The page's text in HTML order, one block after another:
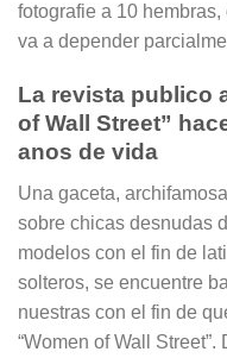
fotografie a 10
va a depender
La revista publico
of Wall Street”
anos de vida
Una gaceta,
sobre chicas desnudas
modelos con el fin de
solteros, se encuentre
nuestras con el fin de
“Women of Wall